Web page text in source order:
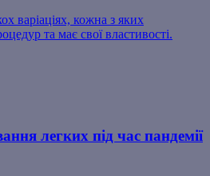
варіаціях, кожна з яких
та має свої властивості.
легких під час пандемії